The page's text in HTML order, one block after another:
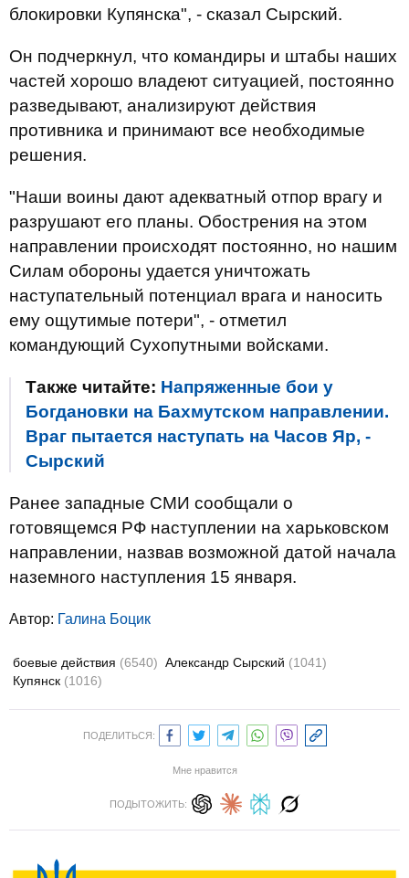
блокировки Купянска", - сказал Сырский.
Он подчеркнул, что командиры и штабы наших
частей хорошо владеют ситуацией, постоянно
разведывают, анализируют действия
противника и принимают все необходимые
решения.
"Наши воины дают адекватный отпор врагу и
разрушают его планы. Обострения на этом
направлении происходят постоянно, но нашим
Силам обороны удается уничтожать
наступательный потенциал врага и наносить
ему ощутимые потери", - отметил
командующий Сухопутными войсками.
Также читайте: Напряженные бои у
Богдановки на Бахмутском направлении.
Враг пытается наступать на Часов Яр, -
Сырский
Ранее западные СМИ сообщали о
готовящемся РФ наступлении на харьковском
направлении, назвав возможной датой начала
наземного наступления 15 января.
Автор: Галина Боцик
боевые действия (6540) Александр Сырский (1041)
Купянск (1016)
ПОДЕЛИТЬСЯ:
Мне нравится
ПОДЫТОЖИТЬ: